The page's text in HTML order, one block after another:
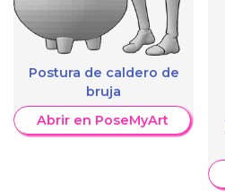
Postura de caldero de
bruja
Abrir en PoseMyArt